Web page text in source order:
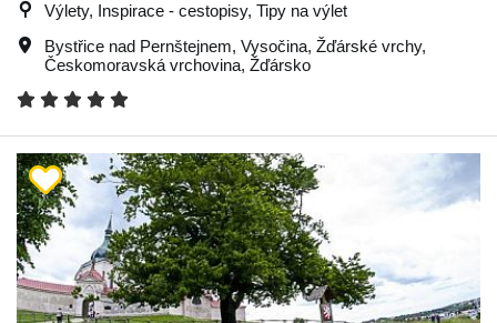
Výlety, Inspirace - cestopisy, Tipy na výlet
Bystřice nad Pernštejnem, Vysočina, Žďárské vrchy,
Českomoravská vrchovina, Žďársko